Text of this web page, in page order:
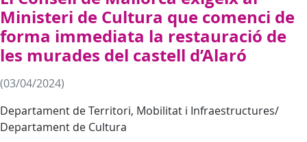
Ministeri de Cultura que comenci de
forma immediata la restauració de
les murades del castell d’Alaró
(03/04/2024)
Departament de Territori, Mobilitat i Infraestructures/
Departament de Cultura